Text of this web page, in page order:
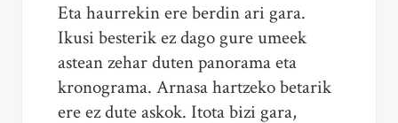
Eta haurrekin ere berdin ari gara.
Ikusi besterik ez dago gure umeek
astean zehar duten panorama eta
kronograma. Arnasa hartzeko betarik
ere ez dute askok. Itota bizi gara,